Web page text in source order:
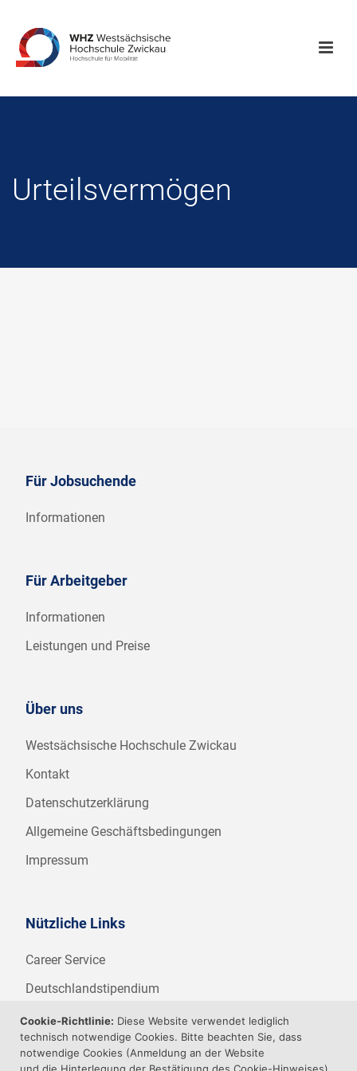
Urteilsvermögen
Für Jobsuchende
Informationen
Für Arbeitgeber
Informationen
Leistungen und Preise
Über uns
Westsächsische Hochschule Zwickau
Kontakt
Datenschutzerklärung
Allgemeine Geschäftsbedingungen
Impressum
Nützliche Links
Career Service
Deutschlandstipendium
WHZ Firmenstipendium
Weitere Angebote der WHZ
Cookie-Richtlinie: Diese Website verwendet lediglich
technisch notwendige Cookies. Bitte beachten Sie, dass
notwendige Cookies (Anmeldung an der Website